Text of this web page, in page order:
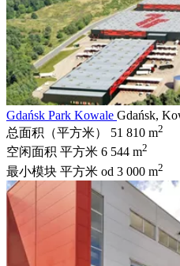
Gdańsk Park Kowale Gdańsk,
总面积（平方米）
51 810 m2
空闲面积 平方米 6 544 m2
最小模块 平方米 od 3 000 m2